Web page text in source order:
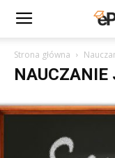
Strona główna
NAUCZANIE